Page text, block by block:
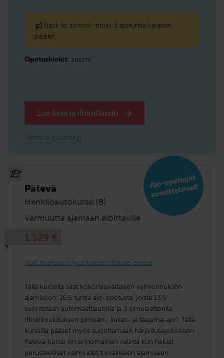
Back to school -etusi: 3 ajotuntia kaupan
päälle!
Opetuskielet: suomi
Lue lisää ja ilmoittaudu
Vertaile paketteja
Pätevä
Henkilöautokurssi (B)
Ajo-opettajat
suosittelevat!
Varmuutta ajamaan aloittaville
1 529 €
Voit maksaa myös useammassa erässä
Tällä kurssilla saat kokonaisvaltaisen valmennuksen
ajamiseen: 16,5 tuntia ajo-opetusta, joista 13,5
suoritetaan automaattiautolla ja 3 simulaattorilla
(Riskikoulutuksen pimeän-, liukas- ja taajama-ajo). Tällä
kurssilla pääset myös suorittamaan harjoitusajokokeen.
Pätevä-kurssi on erinomainen valinta kun haluat
perusteelliset valmiudet turvalliseen ajamiseen